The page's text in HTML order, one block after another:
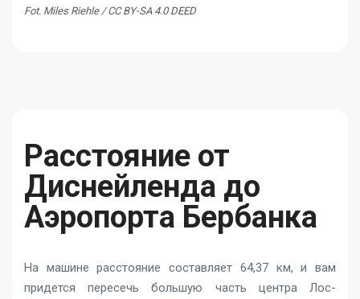
Fot. Miles Riehle / CC BY-SA 4.0 DEED
Расстояние от
Диснейленда до
Аэропорта Бербанка
На машине расстояние составляет 64,37 км, и вам
придется пересечь большую часть центра Лос-